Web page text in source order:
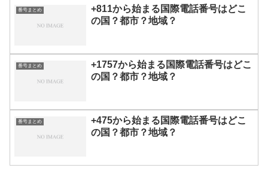
番号まとめ
+811から始まる国際電話番号はどこ
の国？都市？地域？
番号まとめ
+1757から始まる国際電話番号はどこ
の国？都市？地域？
番号まとめ
+475から始まる国際電話番号はどこ
の国？都市？地域？